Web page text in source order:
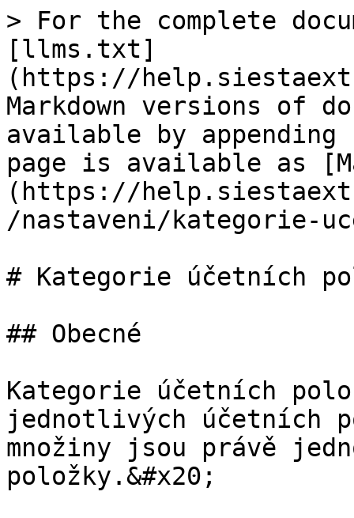
> For the complete
[llms.txt]
(https://
Markdown versions of
available by
page is available as
(https://
/nastaveni/kategorie-
# Kategorie účetních
## Obecné
Kategorie účetních
jednotlivých účetních
množiny jsou právě
položky.&#x20;